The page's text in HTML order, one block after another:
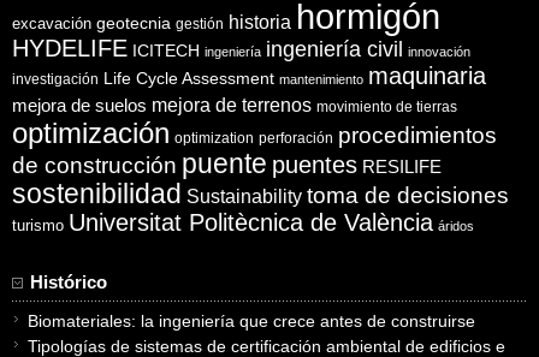
excavación geotecnia gestión historia hormigón
HYDELIFE ICITECH ingeniería ingeniería civil innovación
investigación Life Cycle Assessment mantenimiento maquinaria
mejora de suelos mejora de terrenos movimiento de tierras
optimización optimization perforación procedimientos
de construcción puente puentes RESILIFE
sostenibilidad Sustainability toma de decisiones
turismo Universitat Politècnica de València áridos
Histórico
Biomateriales: la ingeniería que crece antes de construirse
Tipologías de sistemas de certificación ambiental de edificios e